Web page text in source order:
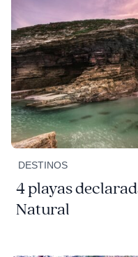
DESTINOS
4 playas
Natural